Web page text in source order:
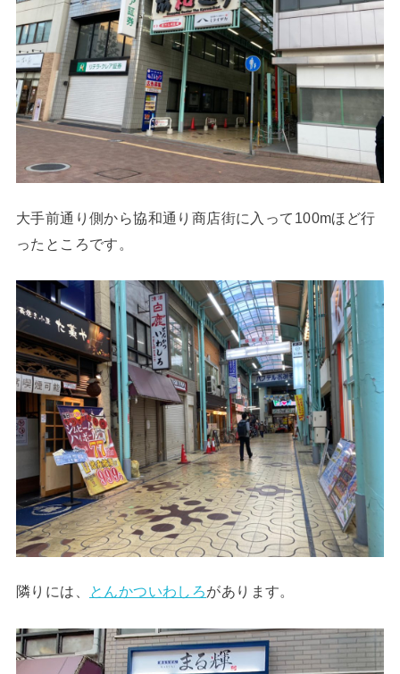
大手前通り側から協和通り商店街に入って100mほど行
ったところです。
隣りには、 とんかついわしろがあります。